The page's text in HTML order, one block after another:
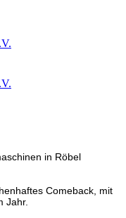
in Röbel
Comeback, mit
Jahr.